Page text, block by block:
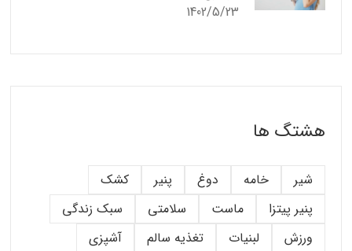
1402/5/23
هشتگ ها
شیر خامه دوغ پنیر
کشک
پنیر پیتزا
ماست سلامتی
سبک زندگی
ورزش
لبنیات تغذیه سالم
آشپزی